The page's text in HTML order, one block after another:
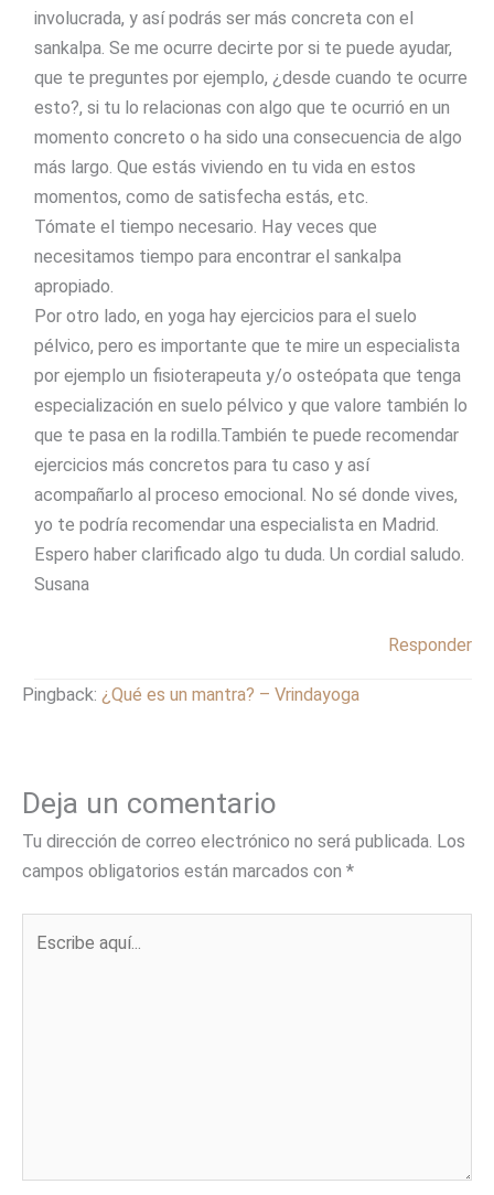
involucrada, y así podrás ser más concreta con el
sankalpa. Se me ocurre decirte por si te puede ayudar,
que te preguntes por ejemplo, ¿desde cuando te ocurre
esto?, si tu lo relacionas con algo que te ocurrió en un
momento concreto o ha sido una consecuencia de algo
más largo. Que estás viviendo en tu vida en estos
momentos, como de satisfecha estás, etc.
Tómate el tiempo necesario. Hay veces que
necesitamos tiempo para encontrar el sankalpa
apropiado.
Por otro lado, en yoga hay ejercicios para el suelo
pélvico, pero es importante que te mire un especialista
por ejemplo un fisioterapeuta y/o osteópata que tenga
especialización en suelo pélvico y que valore también lo
que te pasa en la rodilla.También te puede recomendar
ejercicios más concretos para tu caso y así
acompañarlo al proceso emocional. No sé donde vives,
yo te podría recomendar una especialista en Madrid.
Espero haber clarificado algo tu duda. Un cordial saludo.
Susana
Responder
Pingback: ¿Qué es un mantra? – Vrindayoga
Deja un comentario
Tu dirección de correo electrónico no será publicada. Los
campos obligatorios están marcados con *